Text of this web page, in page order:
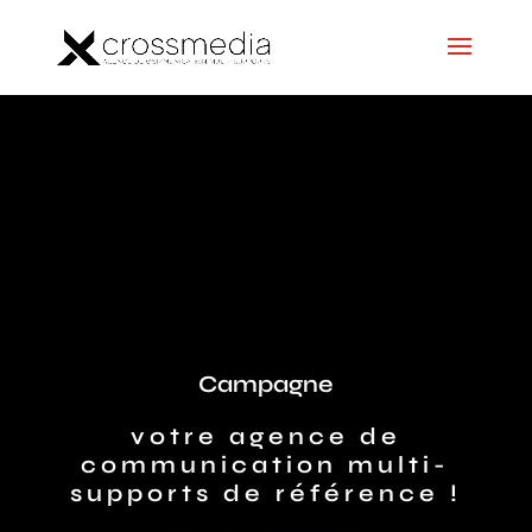
Campagne
votre agence de
communication multi-
supports de référence !